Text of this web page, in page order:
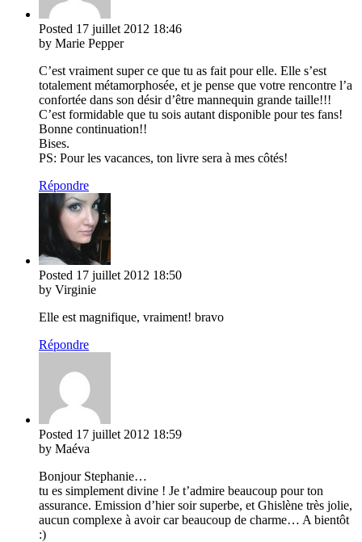
Posted 17 juillet 2012 18:46
by Marie Pepper
C’est vraiment super ce que tu as fait pour elle. Elle s’est
totalement métamorphosée, et je pense que votre rencontre l’a
confortée dans son désir d’être mannequin grande taille!!!
C’est formidable que tu sois autant disponible pour tes fans!
Bonne continuation!!
Bises.
PS: Pour les vacances, ton livre sera à mes côtés!
Répondre
Posted 17 juillet 2012 18:50
by Virginie
Elle est magnifique, vraiment! bravo
Répondre
Posted 17 juillet 2012 18:59
by Maéva
Bonjour Stephanie…
tu es simplement divine ! Je t’admire beaucoup pour ton
assurance. Emission d’hier soir superbe, et Ghislène très jolie,
aucun complexe à avoir car beaucoup de charme… A bientôt
:)